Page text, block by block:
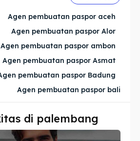
Agen pembuatan paspor aceh
Agen pembuatan paspor Alor
Agen pembuatan paspor ambon
Agen pembuatan paspor Asmat
pembuatan paspor Badung
Agen pembuatan paspor bali
di palembang